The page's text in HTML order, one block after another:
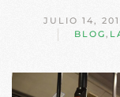
JULIO 14,
BLOG,